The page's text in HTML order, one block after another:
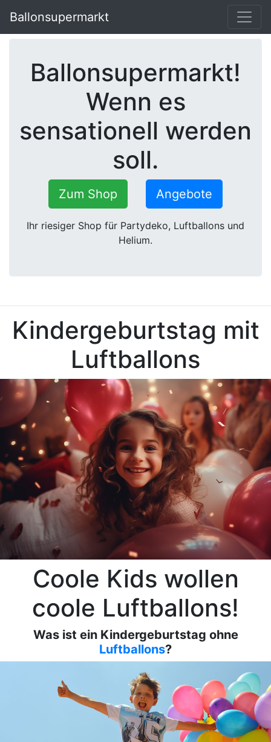
Ballonsupermarkt
Ballonsupermarkt!
Wenn es
sensationell werden
soll.
Zum Shop Angebote
Ihr riesiger Shop für Partydeko, Luftballons und
Helium.
Kindergeburtstag mit
Luftballons
Coole Kids wollen
coole Luftballons!
Was ist ein Kindergeburtstag ohne
Luftballons?